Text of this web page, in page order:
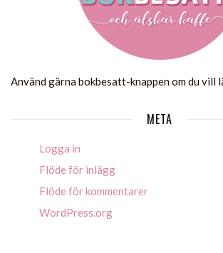
Använd gärna bokbesatt-knappen om du vill
META
Logga in
Flöde för inlägg
Flöde för kommentarer
WordPress.org